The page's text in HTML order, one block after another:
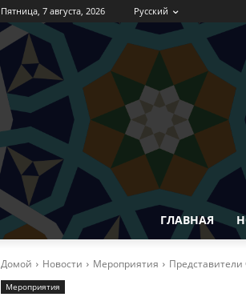
Пятница, 7 августа, 2026 Русский
ГЛАВНАЯ
Домой Новости Мероприятия
Мероприятия